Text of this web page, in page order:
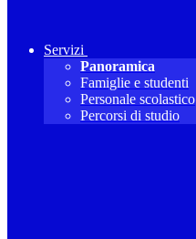
Servizi
Panoramica
Famiglie e studenti
Personale scolastico
Percorsi di studio